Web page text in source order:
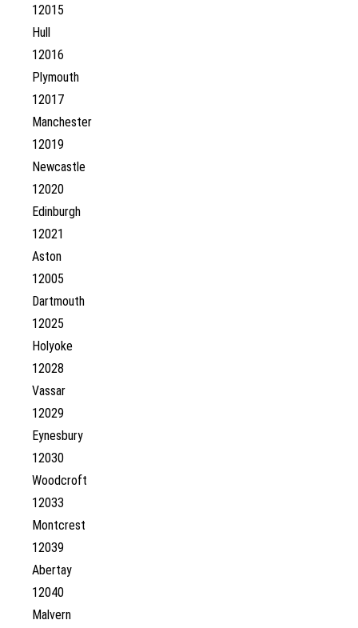
12015
Hull
12016
Plymouth
12017
Manchester
12019
Newcastle
12020
Edinburgh
12021
Aston
12005
Dartmouth
12025
Holyoke
12028
Vassar
12029
Eynesbury
12030
Woodcroft
12033
Montcrest
12039
Abertay
12040
Malvern